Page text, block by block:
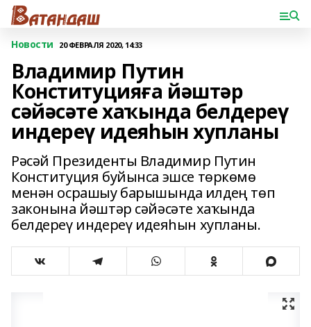
Новости 20 ФЕВРАЛЯ 2020, 14:33
Владимир Путин
Конституцияға йәштәр
сәйәсәте хаҡында белдереү
индереү идеяһын хупланы
Рәсәй Президенты Владимир Путин
Конституция буйынса эшсе төркөмө
менән осрашыу барышында илдең төп
законына йәштәр сәйәсәте хаҡында
белдереү индереү идеяһын хупланы.